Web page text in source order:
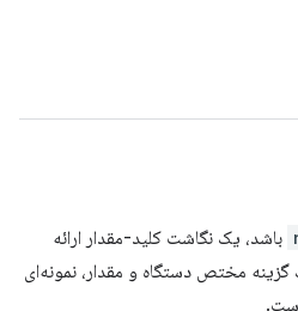
باشد، یک نگاشت کلید-مقدار ارائه
مختص دستگاه و مقدار، نمونه‌ای